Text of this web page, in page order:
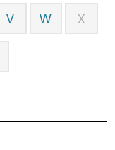
V W X